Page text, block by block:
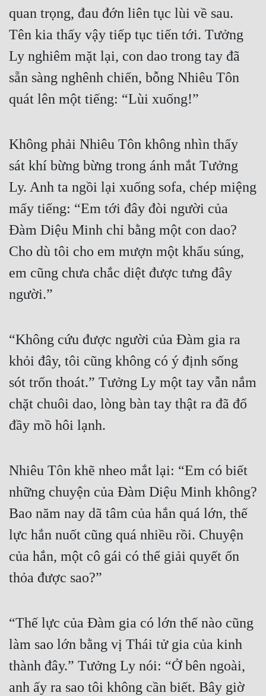
Đẹp
Tính Cách Nhân Vật :
Cơ Trí
Vô Sỉ
quan trọng, đau đớn liên tục lùi về sau.
Tên kia thấy vậy tiếp tục tiến tới. Tưởng
Ly nghiêm mặt lại, con dao trong tay đã
sẵn sàng nghênh chiến, bỗng Nhiêu Tôn
quát lên một tiếng: “Lùi xuống!”
Không phải Nhiêu Tôn không nhìn thấy
sát khí bừng bừng trong ánh mắt Tưởng
Ly. Anh ta ngồi lại xuống sofa, chép miệng
mấy tiếng: “Em tới đây đòi người của
Đàm Diệu Minh chỉ bằng một con dao?
Cho dù tôi cho em mượn một khẩu súng,
em cũng chưa chắc diệt được tưng đây
người.”
“Không cứu được người của Đàm gia ra
khỏi đây, tôi cũng không có ý định sống
sót trốn thoát.” Tưởng Ly một tay vẫn nắm
chặt chuôi dao, lòng bàn tay thật ra đã đổ
đầy mồ hôi lạnh.
Nhiêu Tôn khẽ nheo mắt lại: “Em có biết
những chuyện của Đàm Diệu Minh không?
Bao năm nay dã tâm của hắn quá lớn, thế
lực hắn nuốt cũng quá nhiều rồi. Chuyện
của hắn, một cô gái có thể giải quyết ổn
thỏa được sao?”
“Thế lực của Đàm gia có lớn thế nào cũng
làm sao lớn bằng vị Thái tử gia của kinh
thành đây.” Tưởng Ly nói: “Ở bên ngoài,
anh ấy ra sao tôi không cần biết. Bây giờ